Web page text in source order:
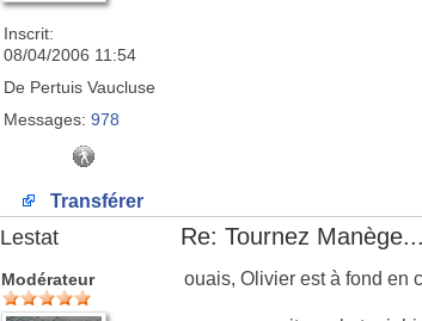
Inscrit:
08/04/2006 11:54
De Pertuis Vaucluse
Messages: 978
Transférer
Lestat Re: Tournez
Modérateur ouais, Olivier est à fond en